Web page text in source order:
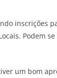
inscrições
Podem
um bom